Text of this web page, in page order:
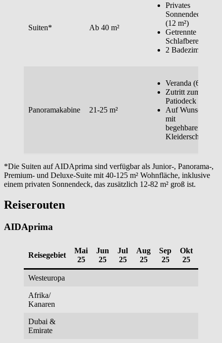
Suiten* Ab 40 m²
Privates
Sonnendeck
(12 m²)
Getrennte
Schlafbereiche
2 Badezimmer
Panoramakabine 21-25 m²
Veranda (6 m²)
Zutritt zum
Patiodeck
Auf Wunsch
mit
begehbarem
Kleiderschrank
*Die Suiten auf AIDAprima sind verfügbar als Junior-, Panorama-,
Premium- und Deluxe-Suite mit 40-125 m² Wohnfläche, inklusive
einem privaten Sonnendeck, das zusätzlich 12-82 m² groß ist.
Reiserouten
AIDAprima
Reisegebiet
Mai
25
Jun
25
Jul
25
Aug
25
Sep
25
Okt
25
Westeuropa
Afrika/
Kanaren
Dubai &
Emirate